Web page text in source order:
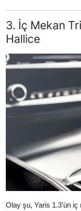
3. İç Mekan
Hallice
Olay şu, Yaris 1.3'ün iç